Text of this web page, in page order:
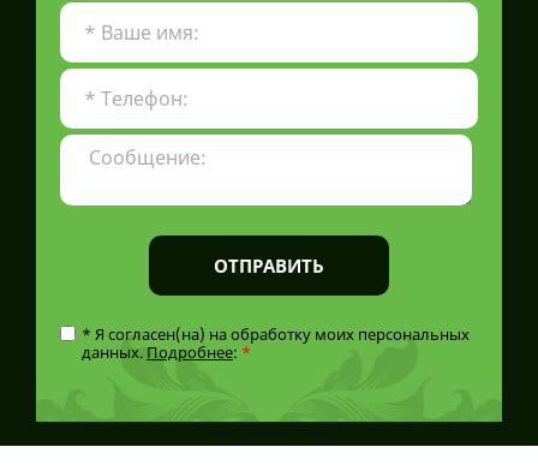
ОТПРАВИТЬ
* Я согласен(на) на обработку моих персональных
данных. Подробнее: *